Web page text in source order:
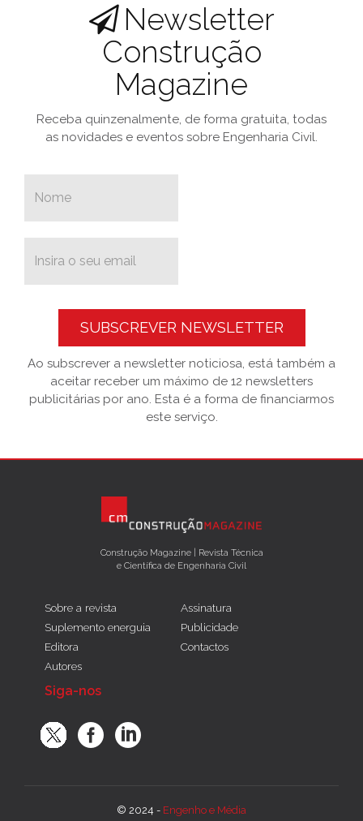
Newsletter
Construção
Magazine
Receba quinzenalmente, de forma gratuita, todas
as novidades e eventos sobre Engenharia Civil.
SUBSCREVER NEWSLETTER
Ao subscrever a newsletter noticiosa, está também a
aceitar receber um máximo de 12 newsletters
publicitárias por ano. Esta é a forma de financiarmos
este serviço.
Construção Magazine | Revista Técnica
e Científica de Engenharia Civil
Sobre a revista
Suplemento energuia
Editora
Autores
Assinatura
Publicidade
Contactos
Siga-nos
© 2024 - Engenho e Média